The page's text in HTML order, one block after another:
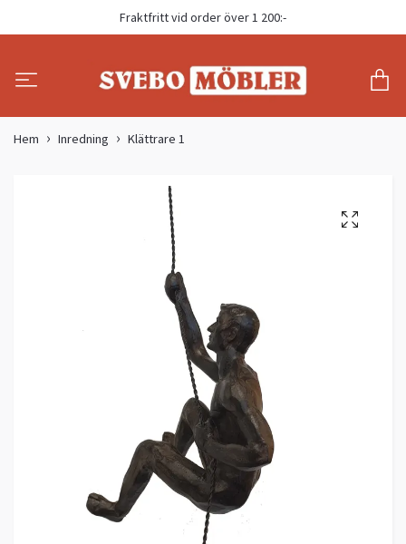
Fraktfritt vid order över 1 200:-
Hem Inredning Klättrare 1